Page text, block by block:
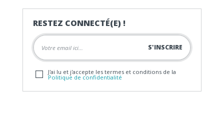
RESTEZ CONNECTÉ(E) !
J'ai lu et j'accepte les termes et conditions de la
Politique de confidentialité